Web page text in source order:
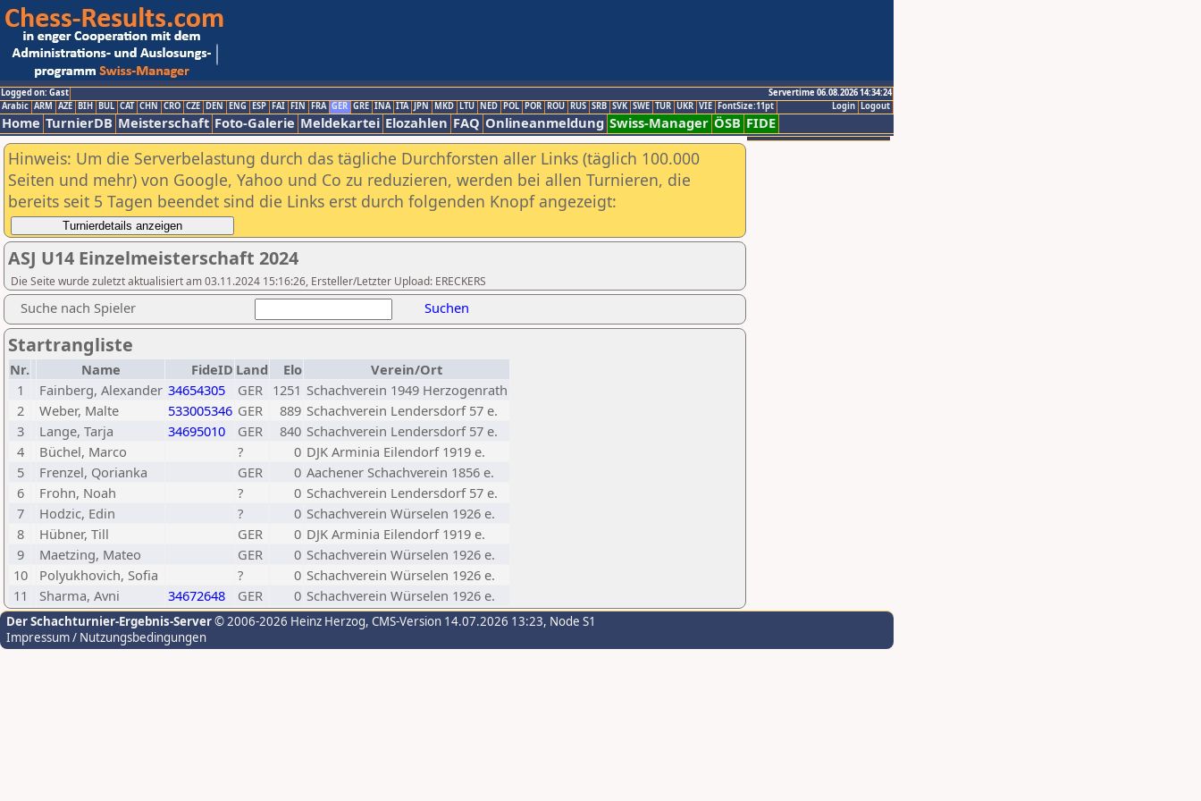
Logged on: Gast
Servertime 06.08.2026 14:34:24
Logout
Login
Arabic ARM AZE BIH BUL CAT CHN CRO CZE DEN ENG ESP FAI FIN FRA GER GRE INA ITA JPN MKD LTU NED POL POR ROU RUS SRB SVK SWE TUR UKR VIE FontSize:11pt
Home TurnierDB Meisterschaft Foto-Galerie Meldekartei Elozahlen FAQ Onlineanmeldung Swiss-Manager ÖSB FIDE
Hinweis: Um die Serverbelastung durch das tägliche Durchforsten aller Links (täglich 100.000
Seiten und mehr) von Google, Yahoo und Co zu reduzieren, werden bei allen Turnieren, die
bereits seit 5 Tagen beendet sind die Links erst durch folgenden Knopf angezeigt:
ASJ U14 Einzelmeisterschaft 2024
Die Seite wurde zuletzt aktualisiert am 03.11.2024 15:16:26, Ersteller/Letzter Upload: ERECKERS
Suche nach Spieler Suchen
Startrangliste
Nr. Name FideID Land Elo
Verein/Ort
1
Fainberg, Alexander 34654305 GER 1251 Schachverein 1949 Herzogenrath
2
Weber, Malte 533005346 GER 889 Schachverein Lendersdorf 57 e.
3
Lange, Tarja 34695010 GER 840 Schachverein Lendersdorf 57 e.
4
Büchel, Marco ? 0 DJK Arminia Eilendorf 1919 e.
5
Frenzel, Qorianka GER 0 Aachener Schachverein 1856 e.
6
Frohn, Noah ? 0 Schachverein Lendersdorf 57 e.
7
Hodzic, Edin ? 0 Schachverein Würselen 1926 e.
8
Hübner, Till GER 0 DJK Arminia Eilendorf 1919 e.
9
Maetzing, Mateo GER 0 Schachverein Würselen 1926 e.
10
Polyukhovich, Sofia ? 0 Schachverein Würselen 1926 e.
11
Sharma, Avni 34672648 GER 0 Schachverein Würselen 1926 e.
Der Schachturnier-Ergebnis-Server© 2006-2026 Heinz Herzog, CMS-Version 14.07.2026 13:23, Node S1
Impressum / Nutzungsbedingungen